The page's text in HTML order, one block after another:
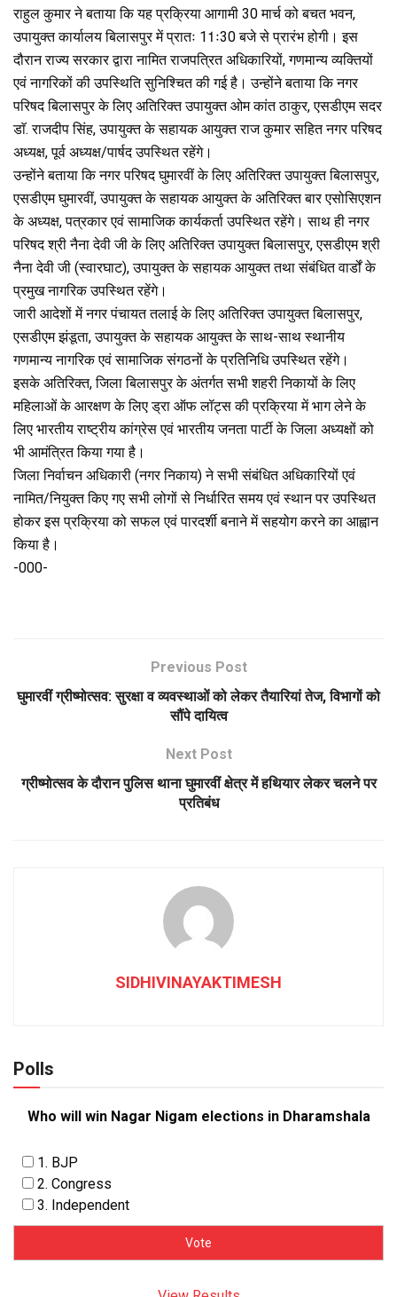
राहुल कुमार ने बताया कि यह प्रक्रिया आगामी 30 मार्च को बचत भवन,
उपायुक्त कार्यालय बिलासपुर में प्रातः 11ः30 बजे से प्रारंभ होगी। इस
दौरान राज्य सरकार द्वारा नामित राजपत्रित अधिकारियों, गणमान्य व्यक्तियों
एवं नागरिकों की उपस्थिति सुनिश्चित की गई है। उन्होंने बताया कि नगर
परिषद बिलासपुर के लिए अतिरिक्त उपायुक्त ओम कांत ठाकुर, एसडीएम सदर
डाॅ. राजदीप सिंह, उपायुक्त के सहायक आयुक्त राज कुमार सहित नगर परिषद
अध्यक्ष, पूर्व अध्यक्ष/पार्षद उपस्थित रहेंगे।
उन्होंने बताया कि नगर परिषद घुमारवीं के लिए अतिरिक्त उपायुक्त बिलासपुर,
एसडीएम घुमारवीं, उपायुक्त के सहायक आयुक्त के अतिरिक्त बार एसोसिएशन
के अध्यक्ष, पत्रकार एवं सामाजिक कार्यकर्ता उपस्थित रहेंगे। साथ ही नगर
परिषद श्री नैना देवी जी के लिए अतिरिक्त उपायुक्त बिलासपुर, एसडीएम श्री
नैना देवी जी (स्वारघाट), उपायुक्त के सहायक आयुक्त तथा संबंधित वार्डों के
प्रमुख नागरिक उपस्थित रहेंगे।
जारी आदेशों में नगर पंचायत तलाई के लिए अतिरिक्त उपायुक्त बिलासपुर,
एसडीएम झंडूता, उपायुक्त के सहायक आयुक्त के साथ-साथ स्थानीय
गणमान्य नागरिक एवं सामाजिक संगठनों के प्रतिनिधि उपस्थित रहेंगे।
इसके अतिरिक्त, जिला बिलासपुर के अंतर्गत सभी शहरी निकायों के लिए
महिलाओं के आरक्षण के लिए ड्रा ऑफ लॉट्स की प्रक्रिया में भाग लेने के
लिए भारतीय राष्ट्रीय कांग्रेस एवं भारतीय जनता पार्टी के जिला अध्यक्षों को
भी आमंत्रित किया गया है।
जिला निर्वाचन अधिकारी (नगर निकाय) ने सभी संबंधित अधिकारियों एवं
नामित/नियुक्त किए गए सभी लोगों से निर्धारित समय एवं स्थान पर उपस्थित
होकर इस प्रक्रिया को सफल एवं पारदर्शी बनाने में सहयोग करने का आह्वान
किया है।
-000-
Previous Post
घुमारवीं ग्रीष्मोत्सव: सुरक्षा व व्यवस्थाओं को लेकर तैयारियां तेज, विभागों को
सौंपे दायित्व
Next Post
ग्रीष्मोत्सव के दौरान पुलिस थाना घुमारवीं क्षेत्र में हथियार लेकर चलने पर
प्रतिबंध
SIDHIVINAYAKTIMESH
Polls
Who will win Nagar Nigam elections in Dharamshala
1. BJP
2. Congress
3. Independent